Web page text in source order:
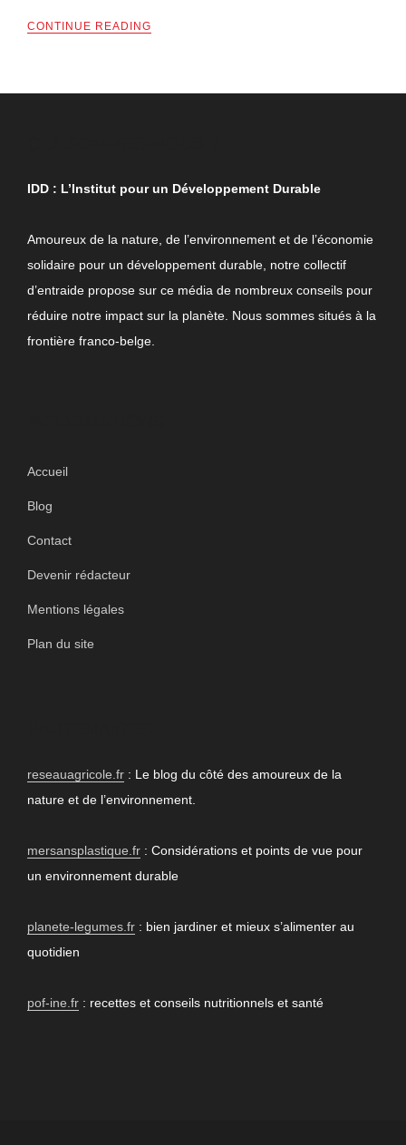
CONTINUE READING
IDD : L’Institut pour un Développement Durable
Amoureux de la nature, de l’environnement et de l’économie
solidaire pour un développement durable, notre collectif
d’entraide propose sur ce média de nombreux conseils pour
réduire notre impact sur la planète. Nous sommes situés à la
frontière franco-belge.
Accueil
Blog
Contact
Devenir rédacteur
Mentions légales
Plan du site
reseauagricole.fr : Le blog du côté des amoureux de la
nature et de l’environnement.
mersansplastique.fr : Considérations et points de vue pour
un environnement durable
planete-legumes.fr : bien jardiner et mieux s’alimenter au
quotidien
pof-ine.fr : recettes et conseils nutritionnels et santé